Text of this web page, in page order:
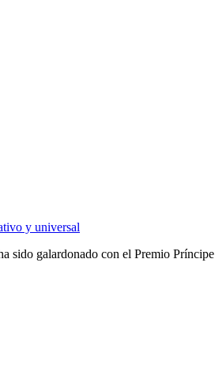
y universal
galardonado con el Premio